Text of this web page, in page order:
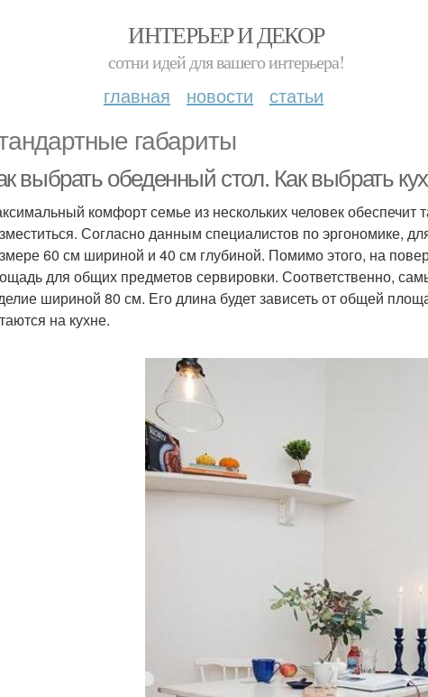
ИНТЕРЬЕР И ДЕКОР
сотни идей для вашего интерьера!
главная новости статьи
габариты
выбрать обеденный стол. Как выбрать
комфорт семье из нескольких человек обеспечит
Согласно данным специалистов по эргономике,
60 см шириной и 40 см глубиной. Помимо этого, на
для общих предметов сервировки. Соответственно,
шириной 80 см. Его длина будет зависеть от общей
на кухне.